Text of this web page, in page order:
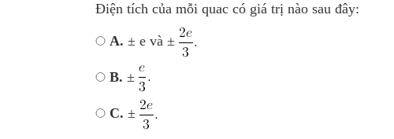
Điện tích của mỗi quac có giá trị nào sau đây:
A. ± e và ±
B. ±
C. ±